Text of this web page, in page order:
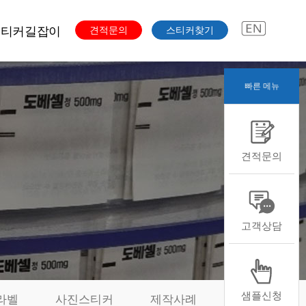
견적문의 스티커찾기
커길잡이
주문과정
색도수
티커용도
디자인자료
벨 사진스티커 제작사례
빠른 메뉴
견적문의
고객상담
샘플신청